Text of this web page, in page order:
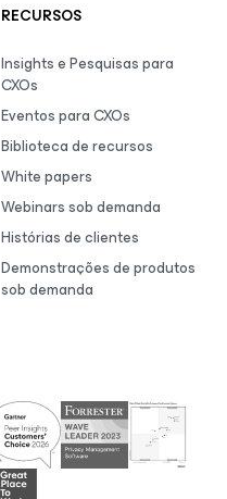
RECURSOS
Insights e Pesquisas para
CXOs
Eventos para CXOs
Biblioteca de recursos
White papers
Webinars sob demanda
Histórias de clientes
Demonstrações de produtos
sob demanda